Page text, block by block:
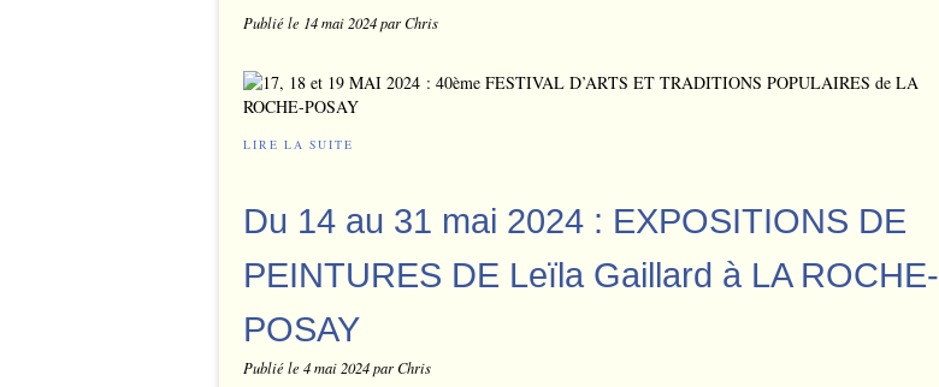
Publié le 14 mai 2024par Chris
LIRE LA SUITE
Du 14 au 31 mai 2024 : EXPOSITIONS DE
PEINTURES DE Leïla Gaillard à LA ROCHE-
POSAY
Publié le 4 mai 2024par Chris